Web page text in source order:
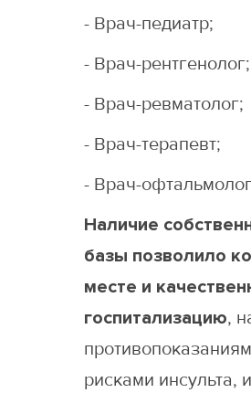
- Врач-педиатр;
- Врач-рентгенолог;
- Врач-ревматолог;
- Врач-терапевт;
- Врач-
Наличие
базы позволило
месте и
госпитализацию,
рисками